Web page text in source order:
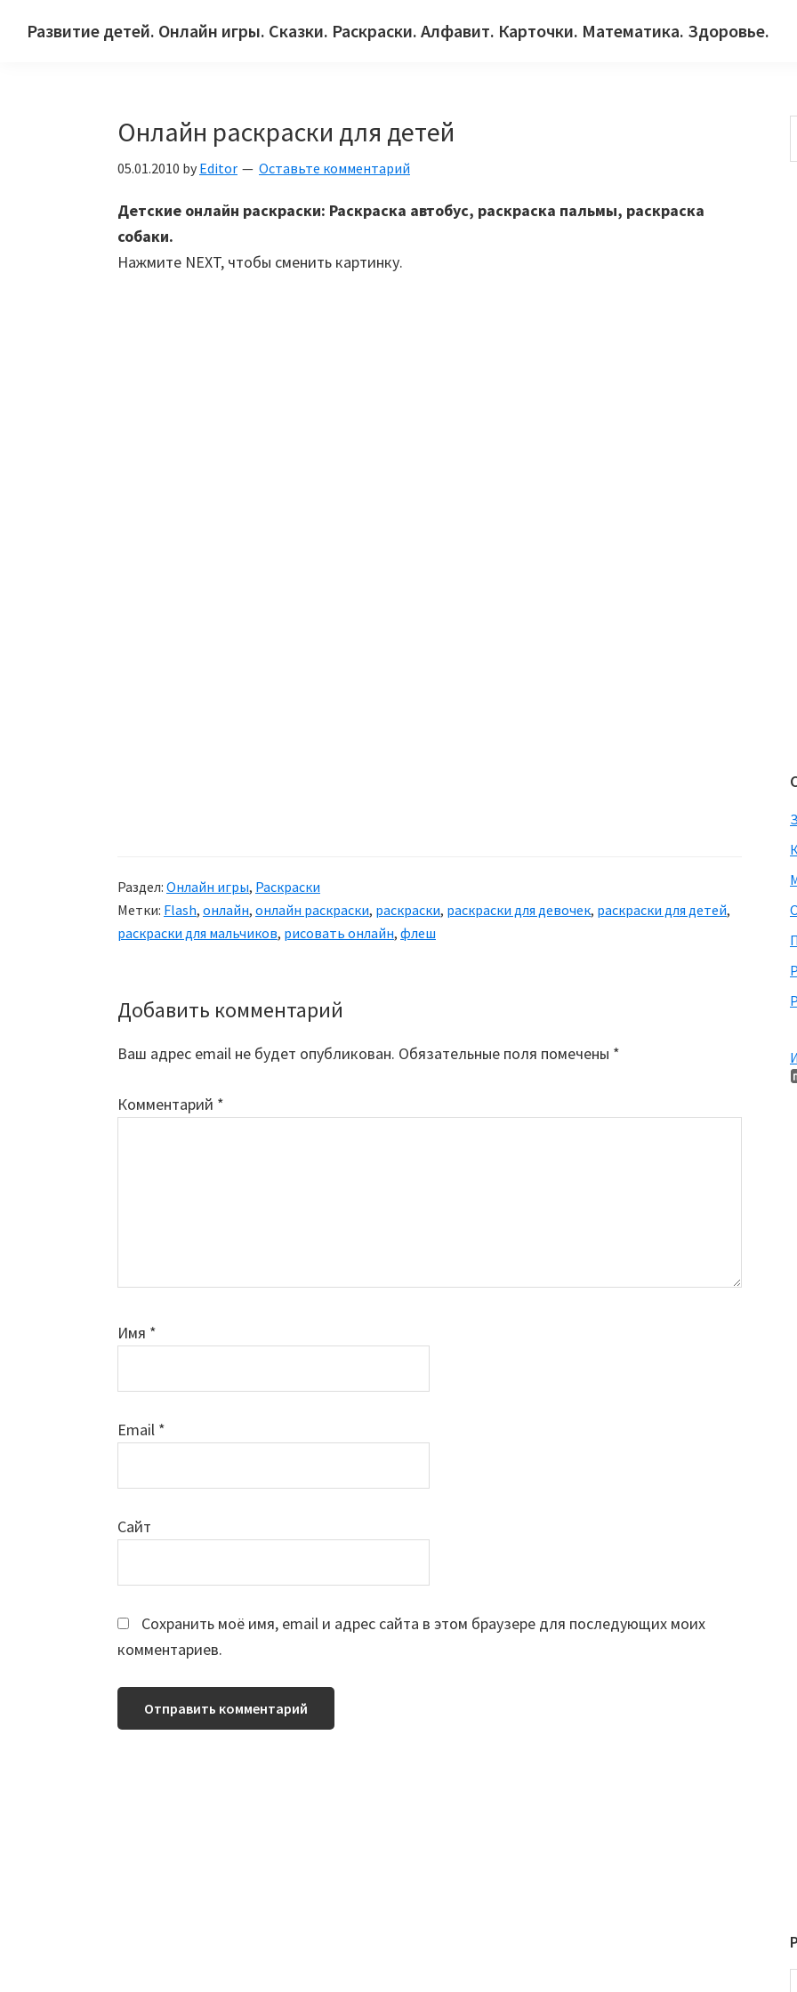
Развитие детей. Онлайн игры. Сказки. Раскраски. Алфавит. Карточки. Математика. Здоровье.
Онлайн раскраски для детей
05.01.2010 by Editor Оставьте комментарий
Детские онлайн раскраски: Раскраска автобус, раскраска пальмы, раскраска
собаки.
Нажмите NEXT, чтобы сменить картинку.
Раздел: Онлайн игры, Раскраски
Метки: Flash, онлайн, онлайн раскраски, раскраски, раскраски для девочек, раскраски для детей,
раскраски для мальчиков, рисовать онлайн, флеш
Reader
Interactions
Добавить комментарий
Ваш адрес email не будет опубликован. Обязательные поля помечены *
Комментарий *
Имя *
Email *
Сайт
Сохранить моё имя, email и адрес сайта в этом браузере для последующих моих
комментариев.